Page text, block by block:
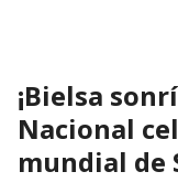
¡Bielsa
Nacional
mundial de